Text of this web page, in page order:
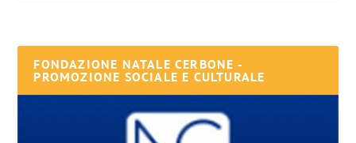
FONDAZIONE NATALE CERBONE -
PROMOZIONE SOCIALE E CULTURALE